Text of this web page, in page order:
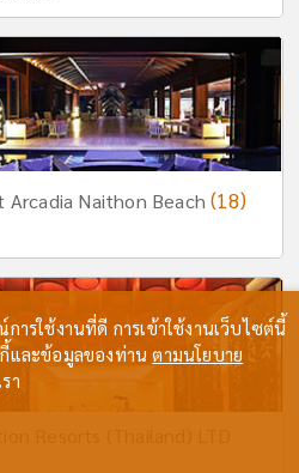
Arcadia Naithon Beach(18)
Resorts (Thailand) LTD
ารใช้งานที่ดี การเข้าใช้งานเว็บไซต์นี้
กี้และข้อมูลของท่านตามนโยบาย
า